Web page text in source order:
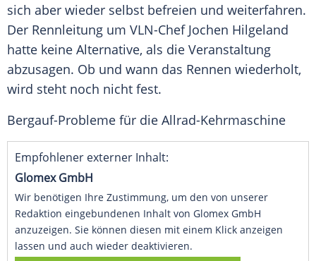
sich aber wieder selbst befreien und weiterfahren.
Der Rennleitung um VLN-Chef Jochen Hilgeland
hatte keine Alternative, als die Veranstaltung
abzusagen. Ob und wann das Rennen wiederholt,
wird steht noch nicht fest.
Bergauf-Probleme für die Allrad-Kehrmaschine
Empfohlener externer Inhalt:
Glomex GmbH
Wir benötigen Ihre Zustimmung, um den von unserer
Redaktion eingebundenen Inhalt von Glomex GmbH
anzuzeigen. Sie können diesen mit einem Klick anzeigen
lassen und auch wieder deaktivieren.